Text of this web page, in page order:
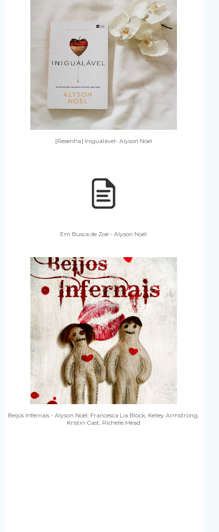
[Resenha] Inigualável- Alyson Nöel
Em Busca de Zoë - Alyson Noël
Beijos Infernais - Alyson Noël, Francesca Lia Block, Kelley Armstrong,
Kristin Cast, Richelle Mead